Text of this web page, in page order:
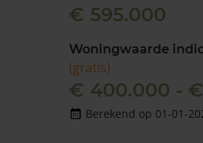
€ 595.000
Woningwaarde
(gratis)
€ 400.000 -
Berekend op 01-01-